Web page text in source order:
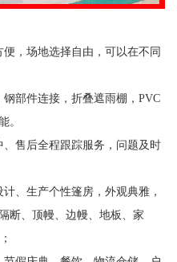
，场地选择自由，可以在不同
部件连接，折叠遮雨棚，PVC
。
售后全程跟踪服务，问题及时
、生产个性篷房，外观典雅，
断、顶幔、边幔、地板、家